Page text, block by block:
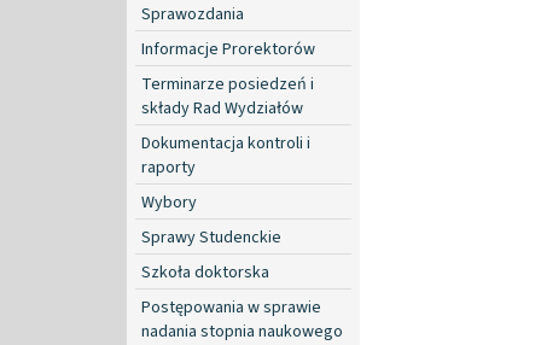
Sprawozdania
Informacje Prorektorów
Terminarze posiedzeń i
składy Rad Wydziałów
Dokumentacja kontroli i
raporty
Wybory
Sprawy Studenckie
Szkoła doktorska
Postępowania w sprawie
nadania stopnia naukowego